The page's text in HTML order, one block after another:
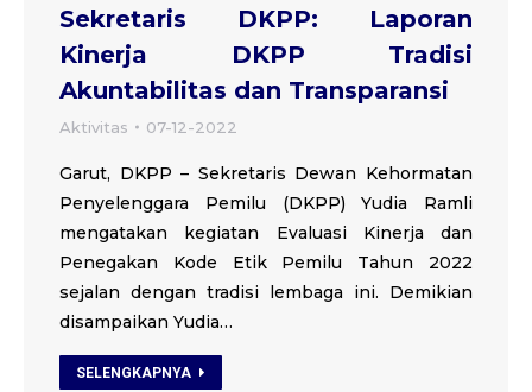
Sekretaris DKPP: Laporan
Kinerja DKPP Tradisi
Akuntabilitas dan Transparansi
Aktivitas 07-12-2022
Garut, DKPP – Sekretaris Dewan Kehormatan
Penyelenggara Pemilu (DKPP) Yudia Ramli
mengatakan kegiatan Evaluasi Kinerja dan
Penegakan Kode Etik Pemilu Tahun 2022
sejalan dengan tradisi lembaga ini. Demikian
disampaikan Yudia…
SELENGKAPNYA